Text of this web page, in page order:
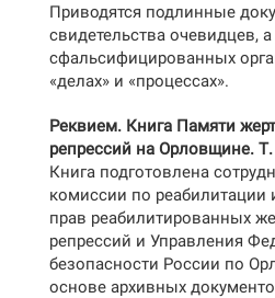
Приводятся подлинные
свидетельства очевидцев,
сфальсифицированных
«делах» и «процессах».
Реквием. Книга Памяти
репрессий на Орловщине. Т.
Книга подготовлена
комиссии по реабилитации
прав реабилитированных
репрессий и Управления
безопасности России по
основе архивных